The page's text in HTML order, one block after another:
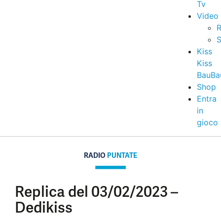
Tv
Video
Kiss
Kiss
Shop
Entra
in
gioco
RADIO PUNTATE
Replica del 03/02/2023 –
Dedikiss